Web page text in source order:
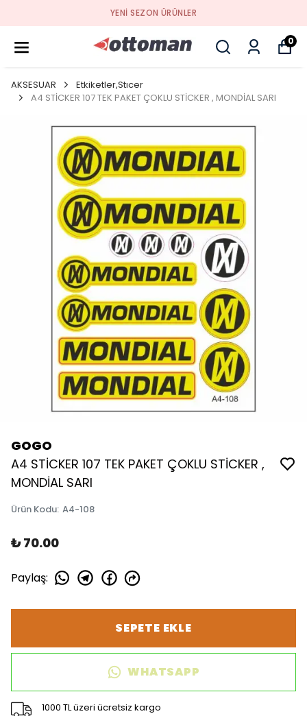
YENI SEZON ÜRÜNLER
0
AKSESUAR
Etkiketler,Stıcer
A4 STİCKER 107 TEK PAKET ÇOKLU STİCKER , MONDİAL SARI
GOGO
A4 STİCKER 107 TEK PAKET ÇOKLU STİCKER ,
MONDİAL SARI
Ürün Kodu: A4-108
₺ 70.00
Paylaş:
SEPETE EKLE
WHATSAPP
1000 TL üzeri ücretsiz kargo